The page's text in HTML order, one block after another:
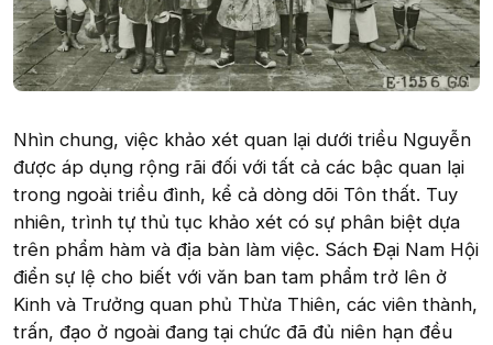
Nhìn chung, việc khảo xét quan lại dưới triều Nguyễn
được áp dụng rộng rãi đối với tất cả các bậc quan lại
trong ngoài triều đình, kể cả dòng dõi Tôn thất. Tuy
nhiên, trình tự thủ tục khảo xét có sự phân biệt dựa
trên phẩm hàm và địa bàn làm việc. Sách Đại Nam Hội
điển sự lệ cho biết với văn ban tam phẩm trở lên ở
Kinh và Trưởng quan phủ Thừa Thiên, các viên thành,
trấn, đạo ở ngoài đang tại chức đã đủ niên hạn đều